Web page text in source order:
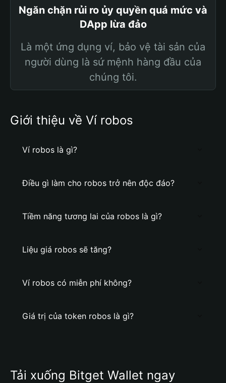
Ngăn chặn rủi ro ủy quyền quá mức và
DApp lừa đảo
Là một ứng dụng ví, bảo vệ tài sản của
người dùng là sứ mệnh hàng đầu của
chúng tôi.
Giới thiệu về Ví robos
Ví robos là gì?
Điều gì làm cho robos trở nên độc đáo?
Tiềm năng tương lai của robos là gì?
Liệu giá robos sẽ tăng?
Ví robos có miễn phí không?
Giá trị của token robos là gì?
Tải xuống Bitget Wallet ngay